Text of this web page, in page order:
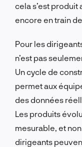
cela s’est
encore en train
Pour les
n’est pas
Un cycle de
permet aux
des données
Les produits
mesurable, et
dirigeants